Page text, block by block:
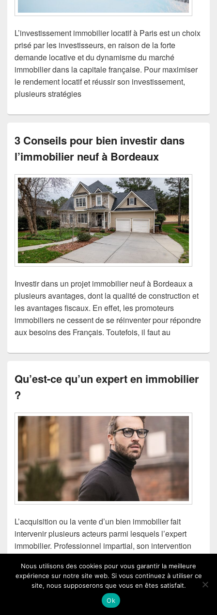
L’investissement immobilier locatif à Paris est un choix
prisé par les investisseurs, en raison de la forte
demande locative et du dynamisme du marché
immobilier dans la capitale française. Pour maximiser
le rendement locatif et réussir son investissement,
plusieurs stratégies
3 Conseils pour bien investir dans
l’immobilier neuf à Bordeaux
Investir dans un projet immobilier neuf à Bordeaux a
plusieurs avantages, dont la qualité de construction et
les avantages fiscaux. En effet, les promoteurs
immobiliers ne cessent de se réinventer pour répondre
aux besoins des Français. Toutefois, il faut au
Qu’est-ce qu’un expert en immobilier
?
L’acquisition ou la vente d’un bien immobilier fait
intervenir plusieurs acteurs parmi lesquels l’expert
immobilier. Professionnel impartial, son intervention
dans le fond, qu’est-ce qu’un expert en immobilier ?
Zoom sur ce professionnel tant
Nous utilisons des cookies pour vous garantir la meilleure
expérience sur notre site web. Si vous continuez à utiliser ce
site, nous supposerons que vous en êtes satisfait.
Ok